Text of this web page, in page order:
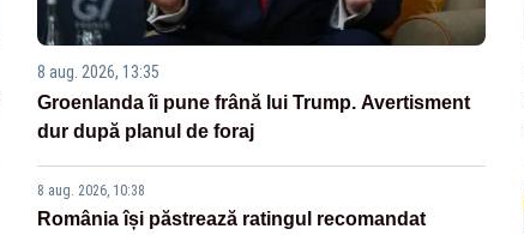
8 aug. 2026, 13:35
Groenlanda îi pune frână lui Trump. Avertisment
dur după planul de foraj
8 aug. 2026, 10:38
România își păstrează ratingul recomandat